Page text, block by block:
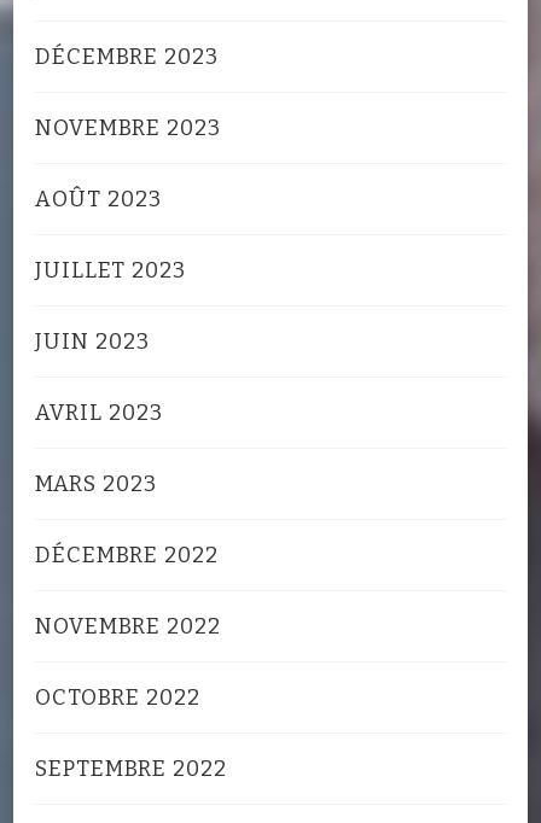
DÉCEMBRE 2023
NOVEMBRE 2023
AOÛT 2023
JUILLET 2023
JUIN 2023
AVRIL 2023
MARS 2023
DÉCEMBRE 2022
NOVEMBRE 2022
OCTOBRE 2022
SEPTEMBRE 2022